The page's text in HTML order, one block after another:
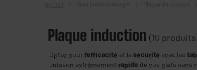
Accueil
Plaque induction (10
Optez pour l'efficacité et la sécurité avec les
cuisson extrêmement rapide de vos plats sans